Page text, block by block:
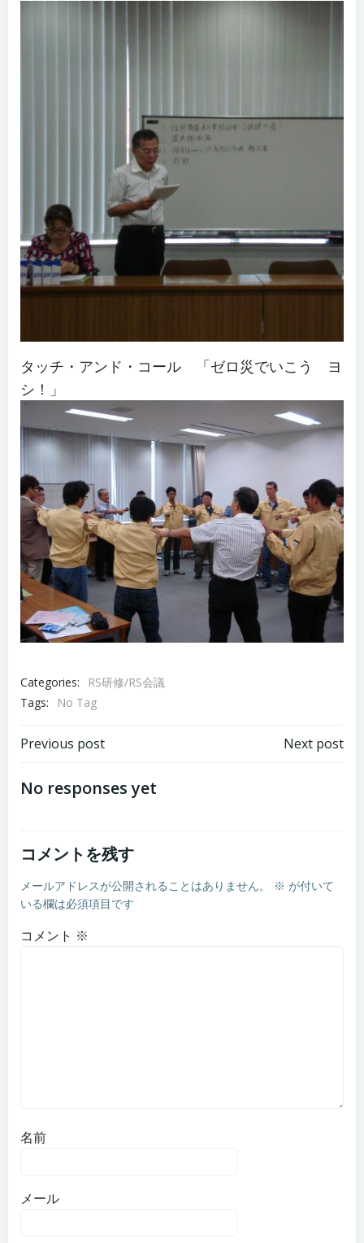
タッチ・アンド・コール 「ゼロ災でいこう ヨ
シ！」
Categories:
RS研修/RS会議
Tags:
No Tag
Post
navigation
Previous post Next post
No responses yet
コメントを残す
メールアドレスが公開されることはありません。 ※ が付いて
いる欄は必須項目です
コメント ※
名前
メール